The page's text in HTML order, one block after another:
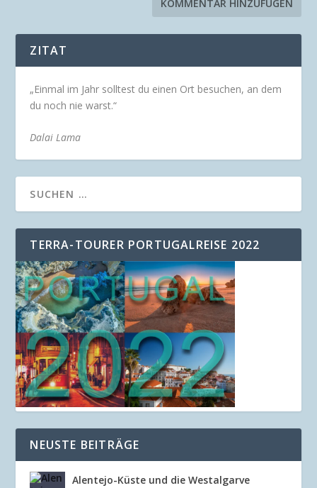
ZITAT
„Einmal im Jahr solltest du einen Ort besuchen, an dem
du noch nie warst.“
Dalai Lama
TERRA-TOURER PORTUGALREISE 2022
NEUSTE BEITRÄGE
Alentejo-Küste und die Westalgarve